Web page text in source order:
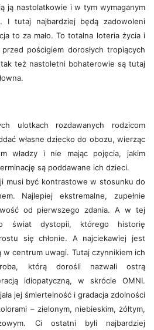
ją nastolatkowie i w tym wymaganym
I tutaj najbardziej będą zadowoleni
to za mało. To totalna loteria życia i
pościgiem dorosłych tropiących
też nastoletni bohaterowie są tutaj
ulotkach rozdawanych rodzicom
własne dziecko do obozu, wierząc
władzy i nie mając pojęcia, jakim
są poddawane ich dzieci.
musi być kontrastowe w stosunku do
Najlepiej ekstremalne, zupełnie
od pierwszego zdania. A w tej
świat dystopii, którego historię
się chłonie. A najciekawiej jest
centrum uwagi. Tutaj czynnikiem ich
którą dorośli nazwali ostrą
idiopatyczną, w skrócie OMNI.
jej śmiertelność i gradacja zdolności
– zielonym, niebieskim, żółtym,
Ci ostatni byli najbardziej